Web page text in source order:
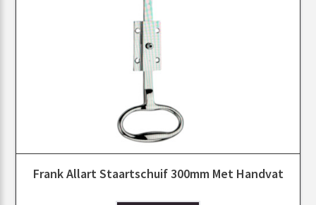
Frank Allart Staartschuif 300mm Met Handvat